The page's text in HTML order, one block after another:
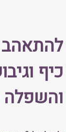
להתאהב
כיף
והשפלה